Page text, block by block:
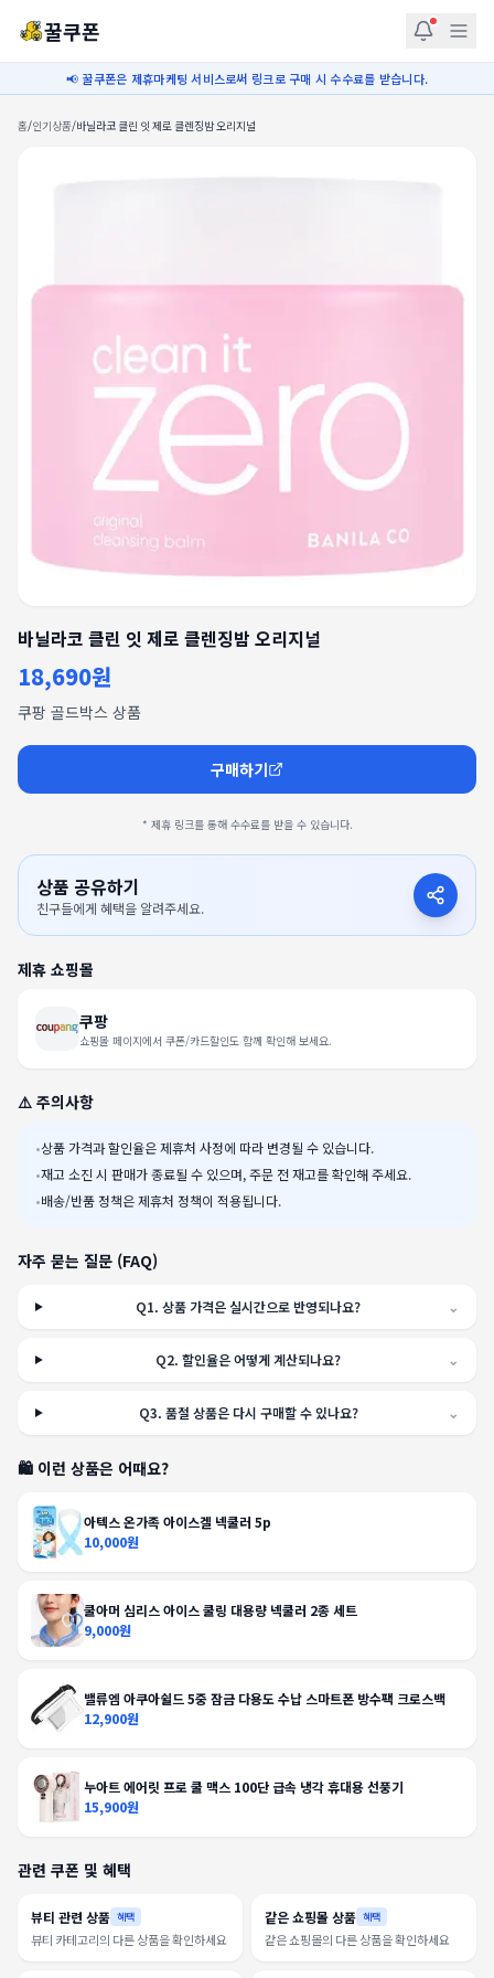
꿀쿠폰
📢 꿀쿠폰은 제휴마케팅 서비스로써 링크로 구매 시 수수료를 받습니다.
홈/인기상품/바닐라코 클린 잇 제로 클렌징밤 오리지널
바닐라코 클린 잇 제로 클렌징밤 오리지널
18,690원
쿠팡 골드박스 상품
구매하기
* 제휴 링크를 통해 수수료를 받을 수 있습니다.
상품 공유하기
친구들에게 혜택을 알려주세요.
제휴 쇼핑몰
쿠팡
쇼핑몰 페이지에서 쿠폰/카드할인도 함께 확인해 보세요.
⚠️ 주의사항
•상품 가격과 할인율은 제휴처 사정에 따라 변경될 수 있습니다.
•재고 소진 시 판매가 종료될 수 있으며, 주문 전 재고를 확인해 주세요.
•배송/반품 정책은 제휴처 정책이 적용됩니다.
자주 묻는 질문 (FAQ)
Q1.상품 가격은 실시간으로 반영되나요? ⌄
Q2.할인율은 어떻게 계산되나요? ⌄
Q3. 품절 상품은 다시 구매할 수 있나요? ⌄
🛍️ 이런 상품은 어때요?
아텍스 온가족 아이스겔 넥쿨러 5p
10,000원
쿨아머 심리스 아이스 쿨링 대용량 넥쿨러 2종 세트
9,000원
밸류엠 아쿠아쉴드 5중 잠금 다용도 수납 스마트폰 방수팩 크로스백
12,900원
누아트 에어릿 프로 쿨 맥스 100단 급속 냉각 휴대용 선풍기
15,900원
관련 쿠폰 및 혜택
뷰티 관련 상품 혜택
뷰티 카테고리의 다른 상품을 확인하세요
같은 쇼핑몰 상품 혜택
같은 쇼핑몰의 다른 상품을 확인하세요